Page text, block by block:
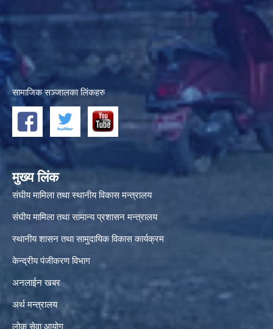
सामाजिक सञ्जालका लिंकहरु
मुख्य लिंक
संघीय मामिला तथा स्थानीय विकास मन्त्रालय
संघीय मामिला तथा सामान्य प्रशासन मन्त्रालय
स्थानीय शासन तथा सामुदायिक विकास कार्यक्रम
केन्द्रीय पंजीकरण विभाग
अनलाईन खबर
अर्थ मन्त्रालय
लोक सेवा आयोग